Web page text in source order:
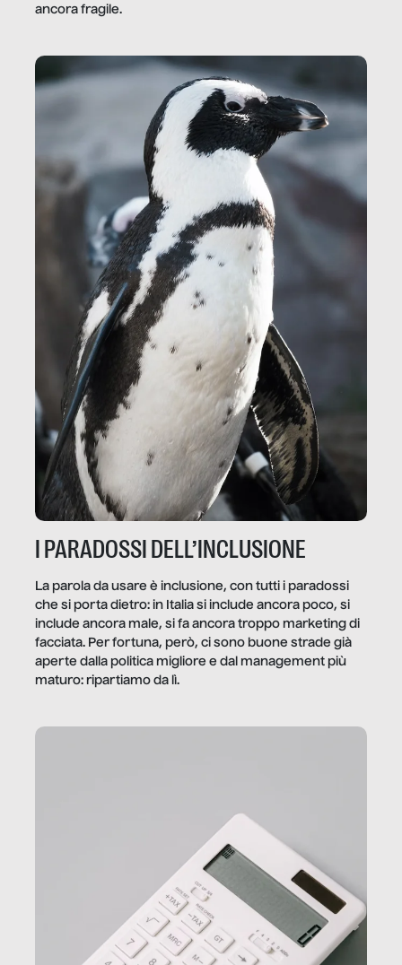
ancora fragile.
I PARADOSSI DELL’INCLUSIONE
La parola da usare è inclusione, con tutti i paradossi
che si porta dietro: in Italia si include ancora poco, si
include ancora male, si fa ancora troppo marketing di
facciata. Per fortuna, però, ci sono buone strade già
aperte dalla politica migliore e dal management più
maturo: ripartiamo da lì.